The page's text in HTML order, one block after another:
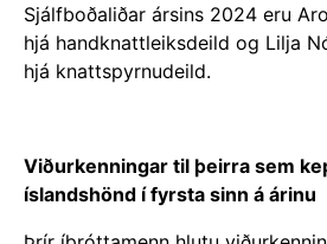
Sjálfboðaliðar ársins 2024 eru
hjá handknattleiksdeild og Lilja
hjá knattspyrnudeild.
Viðurkenningar til þeirra sem
íslandshönd í fyrsta sinn á árinu